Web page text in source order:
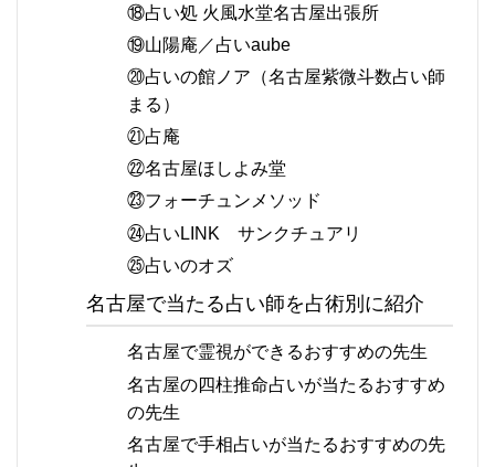
⑱占い処 火風水堂名古屋出張所
⑲山陽庵／占いaube
⑳占いの館ノア（名古屋紫微斗数占い師
まる）
㉑占庵
㉒名古屋ほしよみ堂
㉓フォーチュンメソッド
㉔占いLINK サンクチュアリ
㉕占いのオズ
名古屋で当たる占い師を占術別に紹介
名古屋で霊視ができるおすすめの先生
名古屋の四柱推命占いが当たるおすすめ
の先生
名古屋で手相占いが当たるおすすめの先